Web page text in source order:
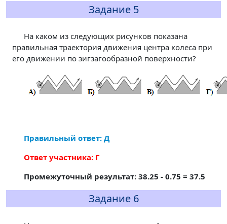
Задание 5
На каком из следующих рисунков показана
правильная траектория движения центра колеса при
его движении по зигзагообразной поверхности?
Правильный ответ: Д
Ответ участника: Г
Промежуточный результат: 38.25 - 0.75 = 37.5
Задание 6